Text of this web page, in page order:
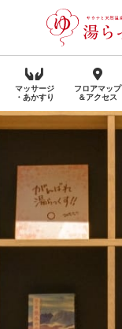
マッサージ
・あかすり
フロアマップ
＆アクセス